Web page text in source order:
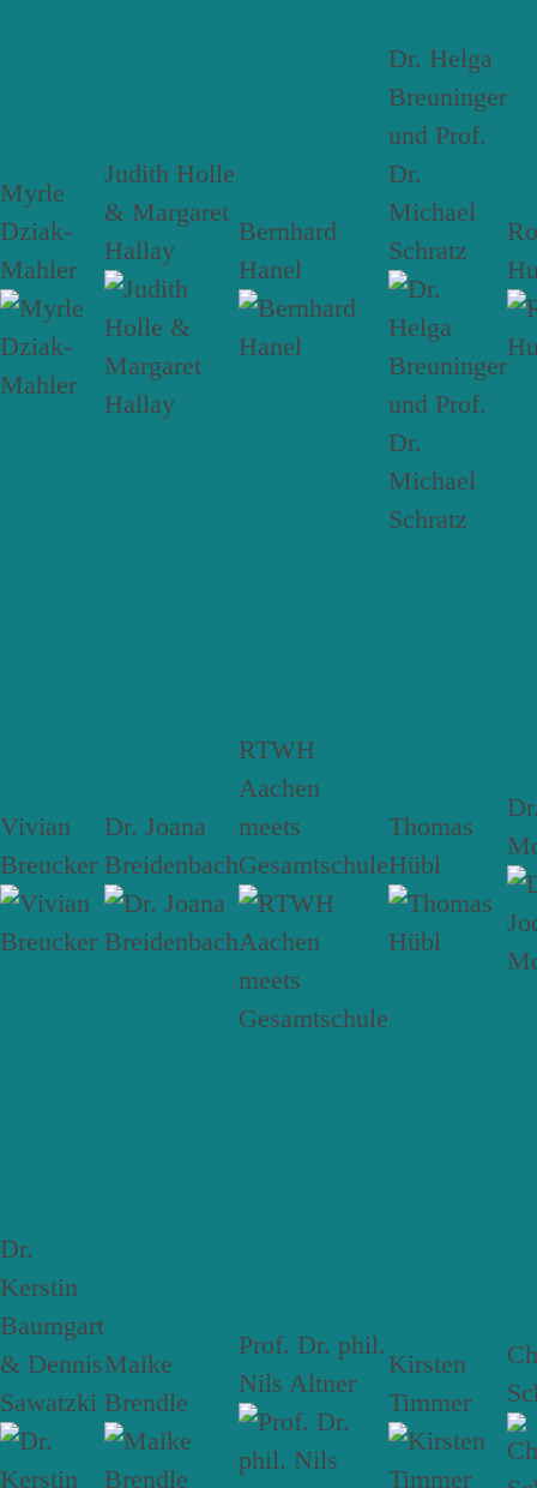
Myrle
Dziak-
Mahler
Judith Holle
& Margaret
Hallay
Bernhard
Hanel
Dr. Helga
Breuninger
und Prof.
Dr.
Michael
Schratz
Vivian
Breucker
Dr. Joana
Breidenbach
RTWH
Aachen
meets
Gesamtschule
Thomas
Hübl
Dr.
Kerstin
Baumgart
& Dennis
Sawatzki
Maike
Brendle
Prof. Dr. phil.
Nils Altner
Kirsten
Timmer